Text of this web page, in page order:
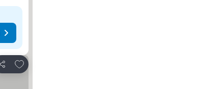
Condividi
Aggiungi ai preferiti